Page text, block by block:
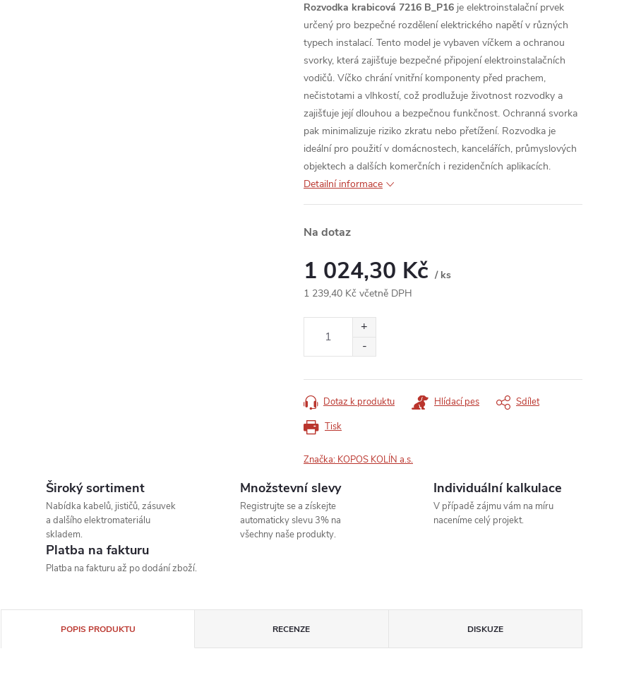
Rozvodka krabicová 7216 B_P16 je elektroinstalační prvek
určený pro bezpečné rozdělení elektrického napětí v různých
typech instalací. Tento model je vybaven víčkem a ochranou
svorky, která zajišťuje bezpečné připojení elektroinstalačních
vodičů. Víčko chrání vnitřní komponenty před prachem,
nečistotami a vlhkostí, což prodlužuje životnost rozvodky a
zajišťuje její dlouhou a bezpečnou funkčnost. Ochranná svorka
pak minimalizuje riziko zkratu nebo přetížení. Rozvodka je
ideální pro použití v domácnostech, kancelářích, průmyslových
objektech a dalších komerčních i rezidenčních aplikacích.
Detailní informace
Na dotaz
1 024,30 Kč / ks
1 239,40 Kč včetně DPH
Tisk
Dotaz k produktu Hlídací pes Sdílet
Značka: KOPOS KOLÍN a.s.
Široký sortiment
Nabídka kabelů, jističů, zásuvek
a dalšího elektromateriálu
skladem.
Množstevní slevy
Registrujte se a získejte
automaticky slevu 3% na
všechny naše produkty.
Individuální kalkulace
V případě zájmu vám na míru
naceníme celý projekt.
Platba na fakturu
Platba na fakturu až po dodání zboží.
POPIS PRODUKTU RECENZE DISKUZE